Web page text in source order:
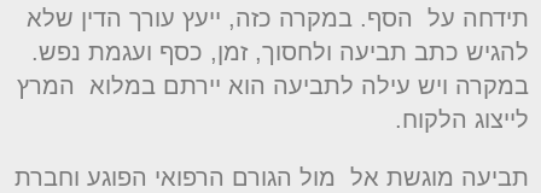
על הסף. במקרה כזה, ייעץ עורך הדין שלא
כתב תביעה ולחסוך, זמן, כסף ועגמת נפש.
ויש עילה לתביעה הוא יירתם במלוא המרץ
הלקוח.
מוגשת אל מול הגורם הרפואי הפוגע וחברת